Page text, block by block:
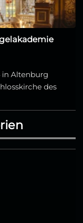
in Altenburg
des